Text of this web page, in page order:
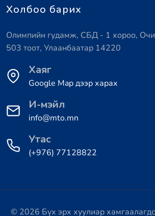
Холбоо барих
Олимпийн гудамж, СБД - 1 хороо,
503 тоот, Улаанбаатар 14220
Хаяг
Google Map дээр харах
И-мэйл
info@mto.mn
Утас
(+976) 77128822
© 2026 Бүх эрх хуулиар